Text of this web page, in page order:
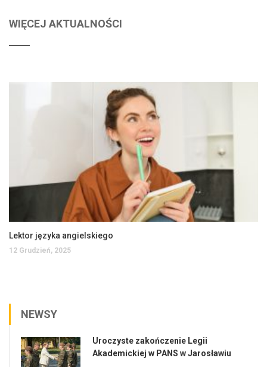
WIĘCEJ AKTUALNOŚCI
Lektor języka angielskiego
12 Grudzień, 2025
NEWSY
Uroczyste zakończenie Legii
Akademickiej w PANS w Jarosławiu